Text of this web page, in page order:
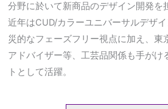
分野に於いて新商品のデザイン開発を
近年はCUD/カラーユニバーサルデザ
災的なフェーズフリー視点に加え、東
アドバイザー等、工芸品関係も手がけ
トとして活躍。